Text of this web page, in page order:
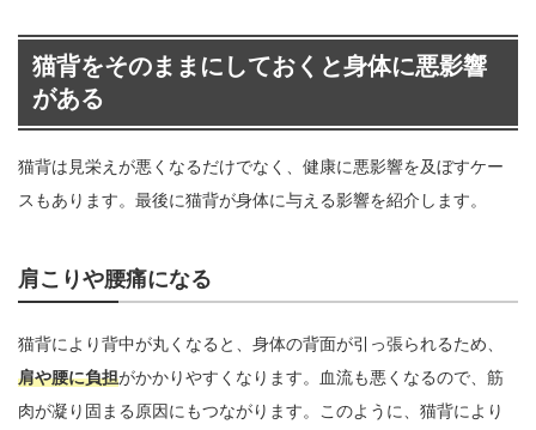
猫背をそのままにしておくと身体に悪影響
がある
猫背は見栄えが悪くなるだけでなく、健康に悪影響を及ぼすケー
スもあります。最後に猫背が身体に与える影響を紹介します。
肩こりや腰痛になる
猫背により背中が丸くなると、身体の背面が引っ張られるため、
肩や腰に負担がかかりやすくなります。血流も悪くなるので、筋
肉が凝り固まる原因にもつながります。このように、猫背により